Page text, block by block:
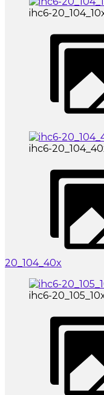
ihc6-
ihc6-
20_104_40x
ihc6-